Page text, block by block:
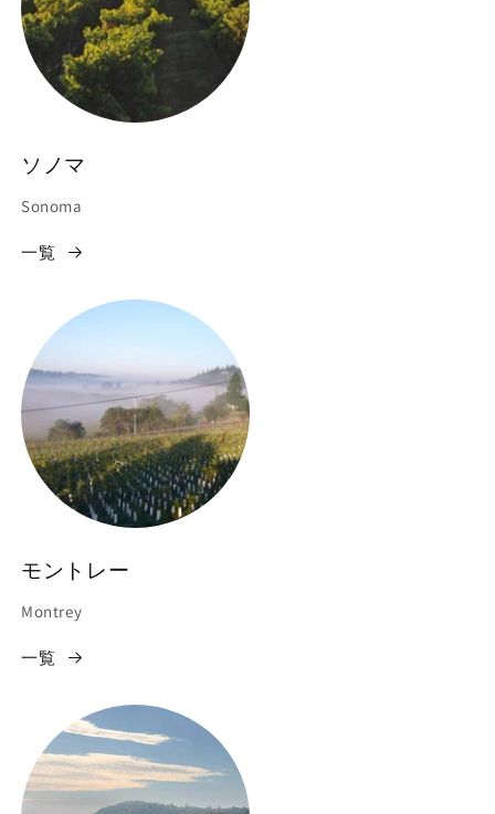
ソノマ
Sonoma
一覧
モントレー
Montrey
一覧